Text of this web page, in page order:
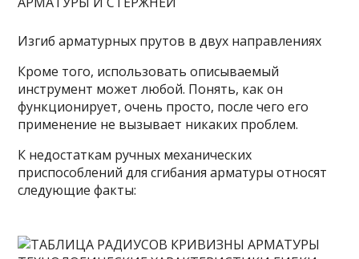
Изгиб арматурных прутов в двух направлениях
Кроме того, использовать описываемый
инструмент может любой. Понять, как он
функционирует, очень просто, после чего его
применение не вызывает никаких проблем.
К недостаткам ручных механических
приспособлений для сгибания арматуры относят
следующие факты: